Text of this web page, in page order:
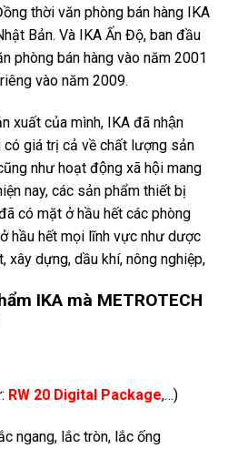
thời văn phòng bán hàng IKA
Bản. Và IKA Ấn Độ, ban đầu
phòng bán hàng vào năm 2001
vào năm 2009.
xuất của mình, IKA đã nhận
giá trị cả về chất lượng sản
như hoạt động xã hội mang
nay, các sản phẩm thiết bị
có mặt ở hầu hết các phòng
hầu hết mọi lĩnh vực như dược
xây dựng, dầu khí, nông nghiệp,
IKA mà METROTECH
RW 20 Digital Package,…)
ngang, lắc tròn, lắc ống